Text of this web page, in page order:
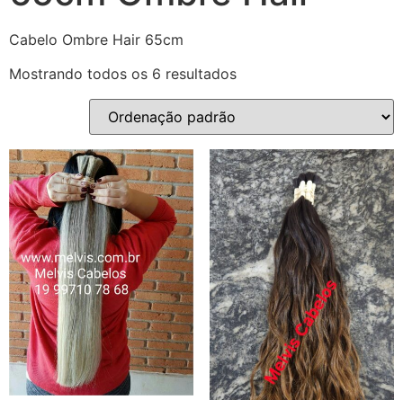
Cabelo Ombre Hair 65cm
Mostrando todos os 6 resultados